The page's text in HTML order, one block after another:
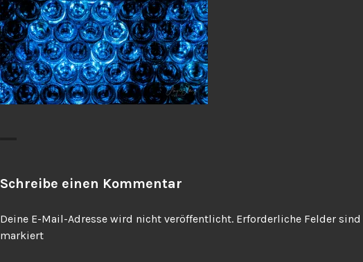
Schreibe einen Kommentar
Deine E-Mail-Adresse wird nicht veröffentlicht. Erforderliche Felder
markiert